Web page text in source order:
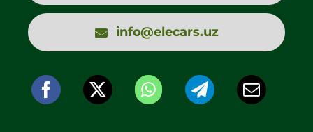
info@elecars.uz